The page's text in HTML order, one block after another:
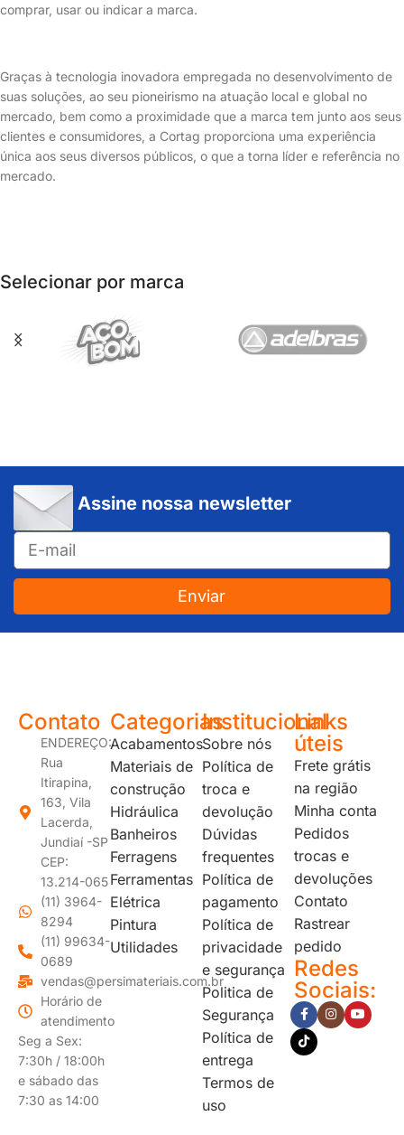
comprar, usar ou indicar a marca.
Graças à tecnologia inovadora empregada no desenvolvimento de
suas soluções, ao seu pioneirismo na atuação local e global no
mercado, bem como a proximidade que a marca tem junto aos seus
clientes e consumidores, a Cortag proporciona uma experiência
única aos seus diversos públicos, o que a torna líder e referência no
mercado.
Selecionar por marca
Assine nossa newsletter
Enviar
Contato
ENDEREÇO:
Rua
Itirapina,
163, Vila
Lacerda,
Jundiaí -SP
CEP:
13.214-065
(11) 3964-
8294
(11) 99634-
0689
vendas@persimateriais.com.br
Horário de
atendimento
Seg a Sex:
7:30h / 18:00h
e sábado das
7:30 as 14:00
Categorias
Acabamentos
Materiais de
construção
Hidráulica
Banheiros
Ferragens
Ferramentas
Elétrica
Pintura
Utilidades
Institucional
Sobre nós
Política de
troca e
devolução
Dúvidas
frequentes
Política de
pagamento
Política de
privacidade
e segurança
Politica de
Segurança
Política de
entrega
Termos de
uso
Links
úteis
Frete grátis
na região
Minha conta
Pedidos
trocas e
devoluções
Contato
Rastrear
pedido
Redes
Sociais: